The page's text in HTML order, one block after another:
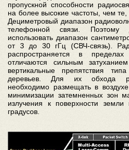
пропускной способности
на более высокие частоты, чем
Дециметровый диапазон
телефонной связи. Поэтому
использовать диапазон
от 3 до 30 гГц (СВЧ-связь).
распространяется в
отличаются сильным
вертикальные препятствия
деревьев. Для их обхода
необходимо размещать в
минимизации затемненных зон
излучения к поверхности
градусов.